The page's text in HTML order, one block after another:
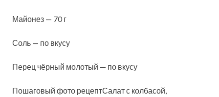
Майонез — 70 г
Соль — по вкусу
Перец чёрный молотый — по вкусу
Пошаговый фото рецептСалат с колбасой,